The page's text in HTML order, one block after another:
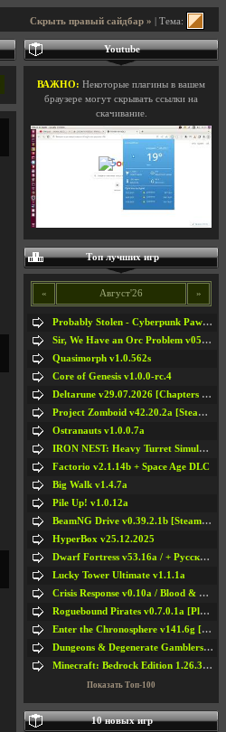
Скрыть правый сайдбар » | Тема:
Youtube
ВАЖНО: Некоторые плагины в вашем
браузере могут скрывать ссылки на
скачивание.
Топ лучших игр
« Август'26 »
Probably Stolen - Cyberpunk Pawnshop Simulator v048c [Playtest]
Sir, We Have an Orc Problem v05.08.2026
Quasimorph v1.0.562s
Core of Genesis v1.0.0-rc.4
Deltarune v29.07.2026 [Chapters 1-5] / + RUS [Chapters 1-5]
Project Zomboid v42.20.2a [Steam Early Access]
Ostranauts v1.0.0.7a
IRON NEST: Heavy Turret Simulator v1.0a
Factorio v2.1.14b + Space Age DLC
Big Walk v1.4.7a
Pile Up! v1.0.12a
BeamNG Drive v0.39.2.1b [Steam Early Access]
HyperBox v25.12.2025
Dwarf Fortress v53.16a / + Русская Версия v50.12a
Lucky Tower Ultimate v1.1.1a
Crisis Response v0.10a / Blood & Bullet
Roguebound Pirates v0.7.0.1a [Playtest]
Enter the Chronosphere v141.6g [Steam Early Access]
Dungeons & Degenerate Gamblers v2.0.2a
Minecraft: Bedrock Edition 1.26.33.1a / + TLauncher v2.89
Показать Топ-100
10 новых игр